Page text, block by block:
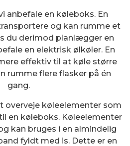
anbefale en køleboks. En
og kan rumme et
du derimod planlægger en
en elektrisk ølkøler. En
effektiv til at køle større
rumme flere flasker på én
gang.
overveje køleelementer som
en køleboks. Køleelementer
kan bruges i en almindelig
fyldt med is. Dette er en